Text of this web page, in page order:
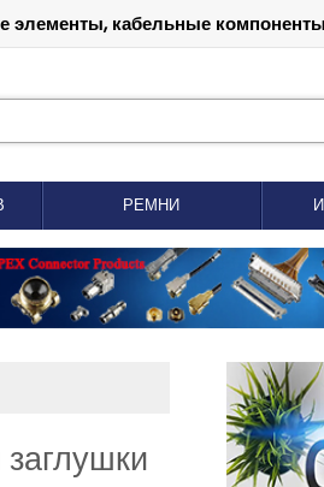
кабельные компоненты!
РЕМНИ